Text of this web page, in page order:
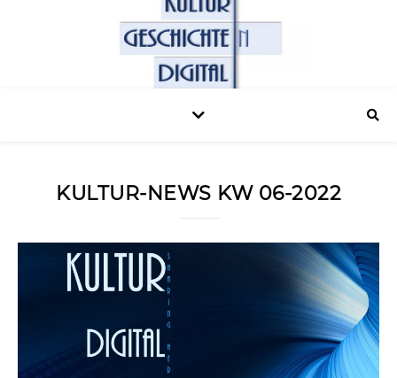
KULTUR-NEWS KW 06-2022